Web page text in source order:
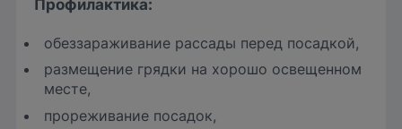
Профилактика:
обеззараживание рассады перед посадкой,
размещение грядки на хорошо освещенном
месте,
прореживание посадок,